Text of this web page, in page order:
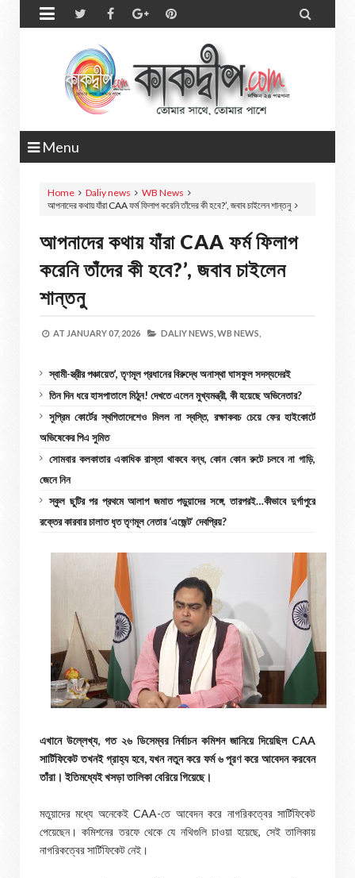
 
Menu
Home Daliy news
WB News
আপনাদের কথায় যাঁরা CAA ফর্ম ফিলাপ করেনি তাঁদের কী হবে?’, জবাব চাইলেন শান্তনু
আপনাদের কথায় যাঁরা CAA ফর্ম ফিলাপ
করেনি তাঁদের কী হবে?’, জবাব চাইলেন
শান্তনু
AT JANUARY 07, 2026 DALIY NEWS, WB NEWS,
স্বামী-স্ত্রীর পঞ্চায়েত’, তৃণমূল প্রধানের বিরুদ্ধে অনাস্থা ঘাসফুল সদস্যদেরই
তিন দিন ধরে হাসপাতালে মিঠুন! দেখতে এলেন মুখ্যমন্ত্রী, কী হয়েছে অভিনেতার?
সুপ্রিম কোর্টের স্থগিতাদেশেও মিলল না স্বস্তি, রক্ষাকবচ চেয়ে ফের হাইকোর্টে
অভিষেকের পিএ সুমিত
সোমবার কলকাতার একাধিক রাস্তা থাকবে বন্ধ, কোন কোন রুটে চলবে না গাড়ি,
জেনে নিন
স্কুল ছুটির পর প্রথমে আলাপ জমাত পড়ুয়াদের সঙ্গে, তারপরই…কীভাবে দুর্গাপুরে
রক্তের কারবার চালাত ধৃত তৃণমূল নেতার ‘এজেন্ট’ দেবপ্রিয়?
এখানে উল্লেখ্য, গত ২৬ ডিসেম্বর নির্বাচন কমিশন জানিয়ে দিয়েছিল CAA
সার্টিফিকেট তখনই গ্রাহ্য হবে, যখন নতুন করে ফর্ম ৬ পূরণ করে আবেদন করবেন
তাঁরা। ইতিমধ্যেই খসড়া তালিকা বেরিয়ে গিয়েছে।
মতুয়াদের মধ্যে অনেকেই CAA-তে আবেদন করে নাগরিকত্বের সার্টিফিকেট
পেয়েছেন। কমিশনের তরফে থেকে যে নথিগুলি চাওয়া হয়েছে, সেই তালিকায়
নাগরিকত্বের সার্টিফিকেট নেই।